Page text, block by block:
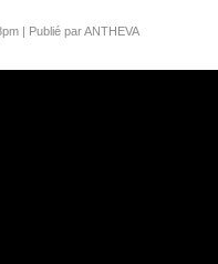
| Publié par ANTHEVA